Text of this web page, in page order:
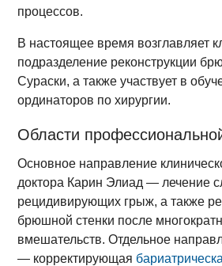
процессов.
В настоящее время возглавляет
подразделение реконструкции
Сураски, а также участвует в
ординаторов по хирургии.
Области
Основное направление
доктора Карин Элиад — лечение
рецидивирующих грыж, а также
брюшной стенки после
вмешательств. Отдельное
— корректирующая